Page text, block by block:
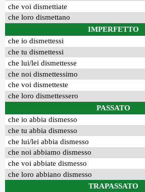
che voi dismettiate
che loro dismettano
IMPERFETTO
che io dismettessi
che tu dismettessi
che lui/lei dismettesse
che noi dismettessimo
che voi dismetteste
che loro dismettessero
PASSATO
che io abbia dismesso
che tu abbia dismesso
che lui/lei abbia dismesso
che noi abbiamo dismesso
che voi abbiate dismesso
che loro abbiano dismesso
TRAPASSATO